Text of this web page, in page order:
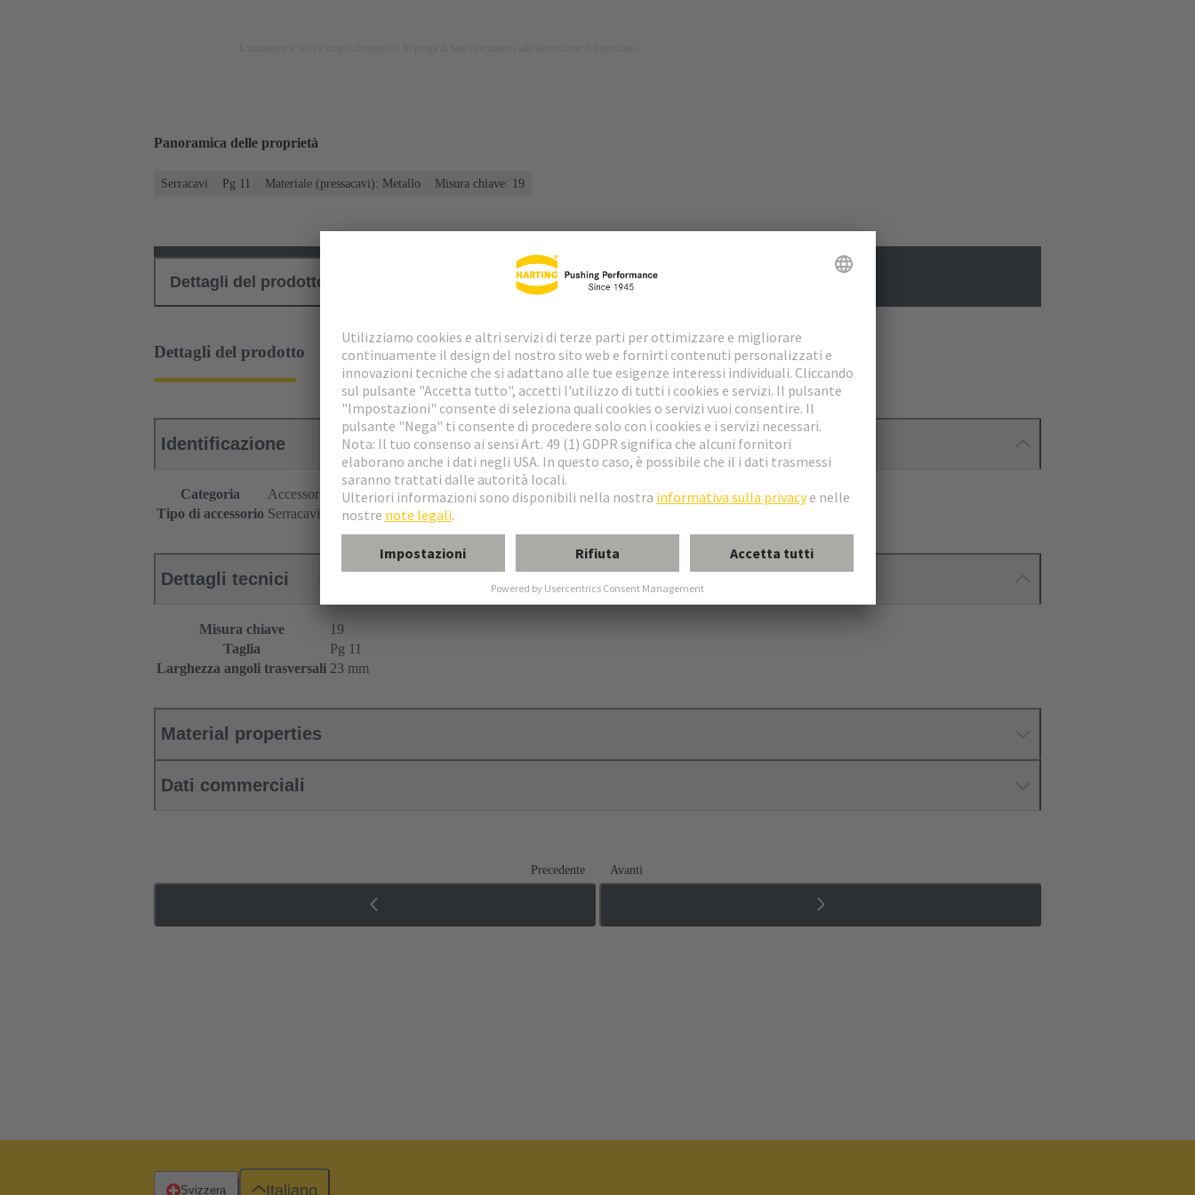
Panoramica delle proprietà
Serracavi Pg 11 Materiale (pressacavi): Metallo Misura chiave: 19
Dettagli del prodotto Prodotti abbinati Distributori
Dettagli del prodotto
Identificazione
Categoria
Accessori
Tipo di accessorio Serracavi
Dettagli tecnici
Misura chiave
19
Taglia
Pg 11
Larghezza angoli trasversali 23 mm
Material properties
Dati commerciali
Precedente Avanti
Svizzera Italiano